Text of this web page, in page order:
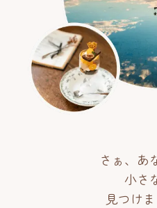
さぁ、あ
小さ
見つけ